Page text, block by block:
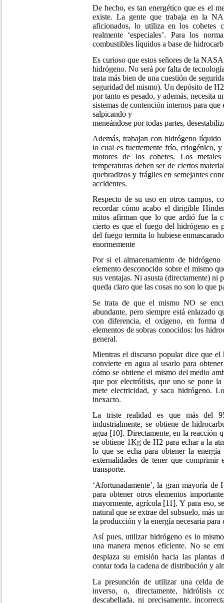
De hecho, es tan energético que es el
existe. La gente que trabaja en la
aficionados, lo utiliza en los cohetes
realmente ‘especiales’. Para los
combustibles líquidos a base de
Es curioso que estos señores de la
hidrógeno. No será por falta de
trata más bien de una cuestión de
seguridad del mismo). Un depósito de
por tanto es pesado, y además, necesita
sistemas de contención internos para
salpicando y
meneándose por todas partes,
Además, trabajan con hidrógeno
lo cual es fuertemente frío, criogénico,
motores de los cohetes. Los
temperaturas deben ser de ciertos
quebradizos y frágiles en semejantes
accidentes.
Respecto de su uso en otros campos,
recordar cómo acabo el dirigible
mitos afirman que lo que ardió fue la
cierto es que el fuego del hidrógeno es
del fuego termita lo hubiese
enormemente
Por si el almacenamiento de
elemento desconocido sobre el mismo
sus ventajas. Ni asusta (directamente) ni
queda claro que las cosas no son lo que
Se trata de que el mismo NO se
abundante, pero siempre está enlazado
con diferencia, el oxígeno, en forma
elementos de sobras conocidos: los
general.
Mientras el discurso popular dice que el
convierte en agua al usarlo para
cómo se obtiene el mismo del medio
que por electrólisis, que uno se pone
mete electricidad, y saca hidrógeno.
inexacto.
La triste realidad es que más del
industrialmente, se obtiene de
agua [10]. Directamente, en la reacción
se obtiene 1Kg de H2 para echar a la
lo que se echa para obtener la
externalidades de tener que
transporte.
‘Afortunadamente’, la gran mayoría
para obtener otros elementos
mayormente, agrícola [11]. Y para eso,
natural que se extrae del subsuelo, más
la producción y la energía necesaria para
Así pues, utilizar hidrógeno es lo
una manera menos eficiente. No se
desplaza su emisión hacia las plantas
contar toda la cadena de distribución y
La presunción de utilizar una celda
inverso, o, directamente, hidrólisis
descabellada, ni precisamente,